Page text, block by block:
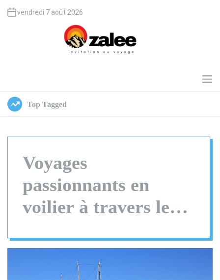
n
vendredi 7 août 2026
l
e
e
M
e
Top Tagged
Voyages
passionnants en
voilier à travers les